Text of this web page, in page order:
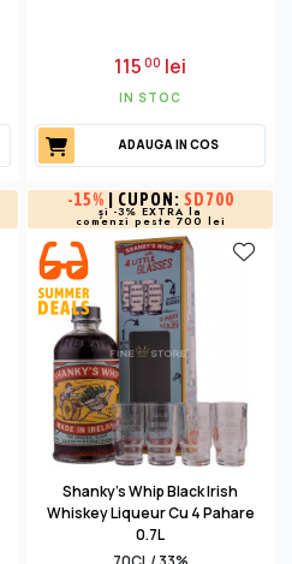
11500 lei
IN STOC
ADAUGA IN COS
-15% | CUPON: SD700
și -3% EXTRA la
comenzi peste 700 lei
Shanky's Whip Black Irish
Whiskey Liqueur Cu 4 Pahare
0.7L